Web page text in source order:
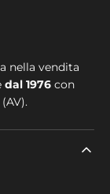
nella vendita
dal 1976 con